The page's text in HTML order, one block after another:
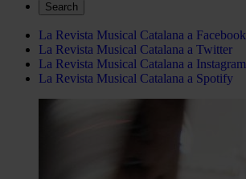
Search
La Revista Musical Catalana a Facebook
La Revista Musical Catalana a Twitter
La Revista Musical Catalana a Instagram
La Revista Musical Catalana a Spotify